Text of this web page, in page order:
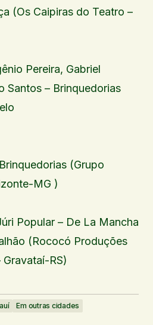
(Os Caipiras do Teatro –
Pereira, Gabriel
Santos – Brinquedorias
(Grupo
MG )
Popular – De La Mancha
(Rococó Produções
RS)
Em outras cidades